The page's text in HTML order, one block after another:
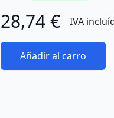
28,74 € IVA
Añadir al carro